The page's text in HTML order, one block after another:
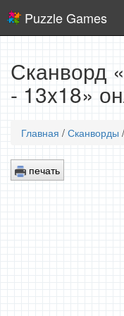
Puzzle Games
Сканворд
- 13x18»
Главная / Сканворды /
печать